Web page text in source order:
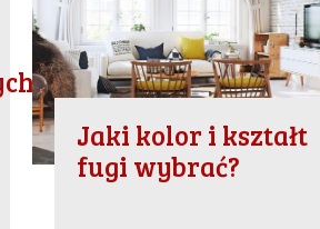
Jaki kolor i kształt
fugi wybrać?